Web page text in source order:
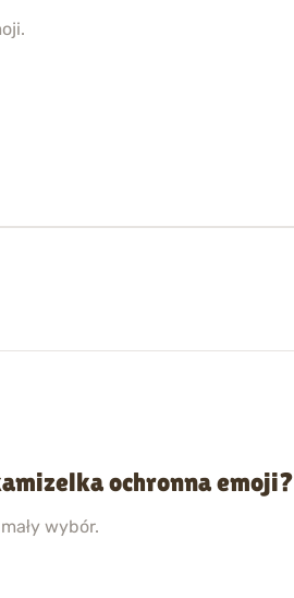
ochronna emoji?
wybór.